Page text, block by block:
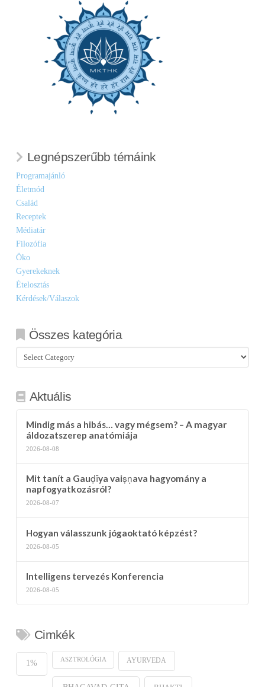
Legnépszerűbb témáink
Programajánló
Életmód
Család
Receptek
Médiatár
Filozófia
Öko
Gyerekeknek
Ételosztás
Kérdések/Válaszok
Összes kategória
Összes
kategória
Aktuális
Mindig más a hibás… vagy mégsem? – A magyar
áldozatszerep anatómiája
2026-08-08
Mit tanít a Gauḍīya vaiṣṇava hagyomány a
napfogyatkozásról?
2026-08-07
Hogyan válasszunk jógaoktató képzést?
2026-08-05
Intelligens tervezés Konferencia
2026-08-05
Cimkék
1% ASZTROLÓGIA AYURVEDA